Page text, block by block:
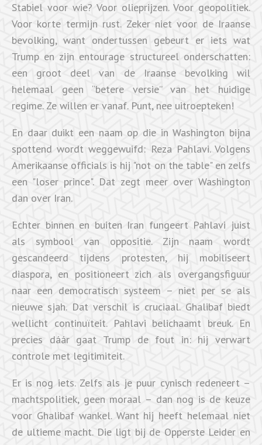
Stabiel voor wie? Voor olieprijzen. Voor geopolitiek.
Voor korte termijn rust. Zeker niet voor de Iraanse
bevolking, want ondertussen gebeurt er iets wat
Trump en zijn entourage structureel onderschatten:
een groot deel van de Iraanse bevolking wil
helemaal geen “betere versie” van het huidige
regime. Ze willen er vanaf. Punt, nee uitroepteken!
En daar duikt een naam op die in Washington bijna
spottend wordt weggewuifd: Reza Pahlavi. Volgens
Amerikaanse officials is hij "not on the table" en zelfs
een "loser prince". Dat zegt meer over Washington
dan over Iran.
Echter binnen en buiten Iran fungeert Pahlavi juist
als symbool van oppositie. Zijn naam wordt
gescandeerd tijdens protesten, hij mobiliseert
diaspora, en positioneert zich als overgangsfiguur
naar een democratisch systeem – niet per se als
nieuwe sjah. Dat verschil is cruciaal. Ghalibaf biedt
wellicht continuïteit. Pahlavi belichaamt breuk. En
precies dáár gaat Trump de fout in: hij verwart
controle met legitimiteit.
Er is nog iets. Zelfs als je puur cynisch redeneert –
machtspolitiek, geen moraal – dan nog is de keuze
voor Ghalibaf wankel. Want hij heeft helemaal niet
de ultieme macht. Die ligt bij de Opperste Leider en